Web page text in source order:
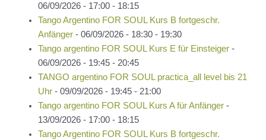
06/09/2026 - 17:00 - 18:15
Tango Argentino FOR SOUL Kurs B fortgeschr.
Anfänger- 06/09/2026 - 18:30 - 19:30
Tango argentino FOR SOUL Kurs E für Einsteiger-
06/09/2026 - 19:45 - 20:45
TANGO argentino FOR SOUL practica_all level bis 21
Uhr- 09/09/2026 - 19:45 - 21:00
Tango argentino FOR SOUL Kurs A für Anfänger-
13/09/2026 - 17:00 - 18:15
Tango Argentino FOR SOUL Kurs B fortgeschr.